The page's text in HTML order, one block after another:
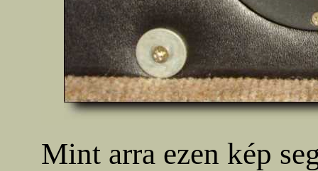
Mint arra ezen kép